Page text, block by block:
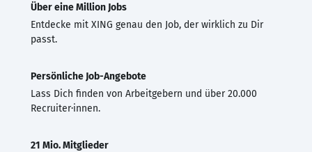
Über eine Million Jobs
Entdecke mit XING genau den Job, der wirklich zu Dir
passt.
Persönliche Job-Angebote
Lass Dich finden von Arbeitgebern und über 20.000
Recruiter·innen.
21 Mio. Mitglieder